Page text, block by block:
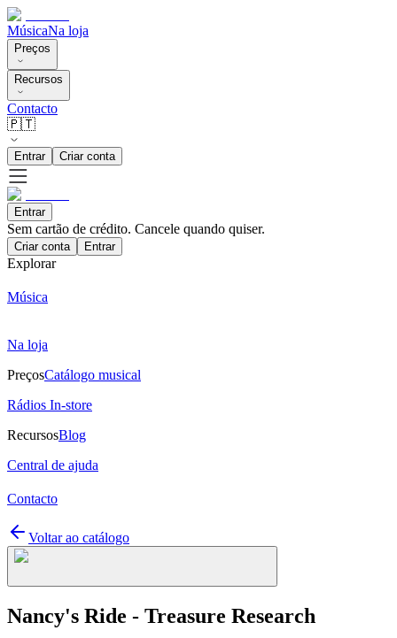
MúsicaNa loja
Preços
Recursos
Contacto
🇵🇹
Entrar Criar conta
Entrar
Sem cartão de crédito. Cancele quando quiser.
Criar conta Entrar
Explorar
Música
Na loja
PreçosCatálogo musical
Rádios In-store
RecursosBlog
Central de ajuda
Contacto
Voltar ao catálogo
Nancy's Ride - Treasure Research